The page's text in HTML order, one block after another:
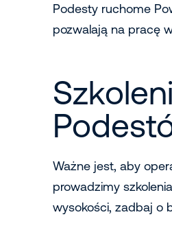
Podesty ruchome
pozwalają na pracę
Ważne jest, aby
prowadzimy
wysokości, zadbaj o